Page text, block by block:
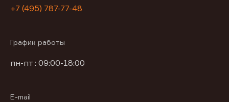
+7 (495) 787-77-48
График работы
пн-пт : 09:00-18:00
E-mail